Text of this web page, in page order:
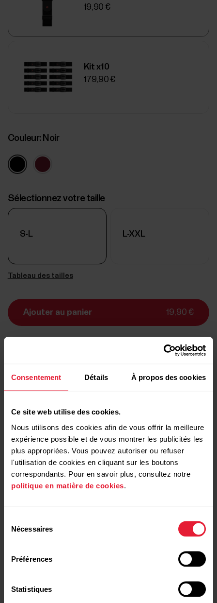
Consentement Détails À propos des cookies
Ce site web utilise des cookies.
Nous utilisons des cookies afin de vous offrir la meilleure
expérience possible et de vous montrer les publicités les
plus appropriées. Vous pouvez autoriser ou refuser
l'utilisation de cookies en cliquant sur les boutons
correspondants. Pour en savoir plus, consultez notre
politique en matière de cookies
Nécessaires
Préférences
Statistiques
19,90 €
Kit x10
179,90 €
Couleur: Noir
Sélectionnez votre taille
S-L L-XXL
Tableau des tailles
Ajouter au panier 19,90 €
délai de livraison de 1-3 jours ouvrables
Produits compatibles